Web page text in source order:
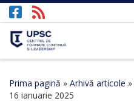
Afișează întregul conținut
Prima pagină » Arhivă articole »
16 ianuarie 2025